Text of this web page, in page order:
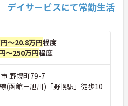
デイサービスにて常勤生活
～20.8万円程度
～250万円程度
野幌町79-7
(函館－旭川)「野幌駅」徒歩10